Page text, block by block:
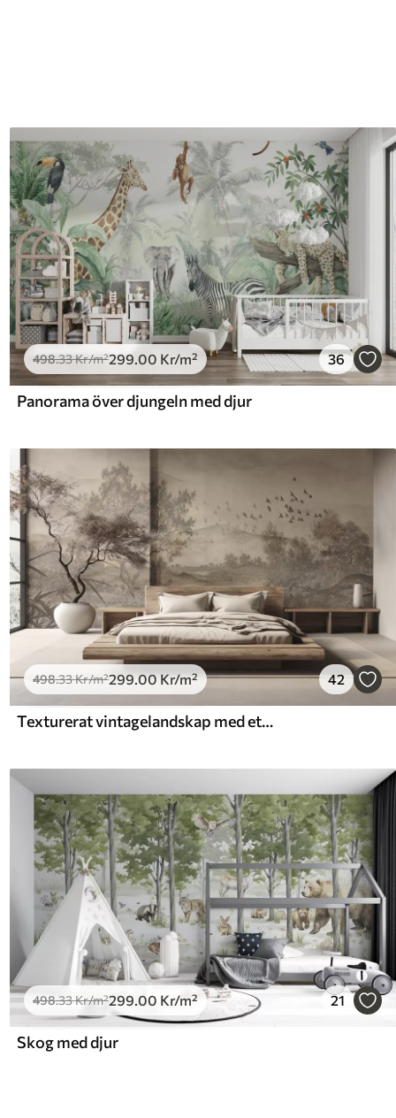
498.33Kr/m²299 .00 Kr/m² 36
Panorama över djungeln med djur
498.33Kr/m²299.00Kr/m² 42
Texturerat vintagelandskap med ett träd nära en flod och en molnig himmel, naturkonst i sepiatoner
498.33Kr/m²299 .00 Kr/m² 21
Skog med djur